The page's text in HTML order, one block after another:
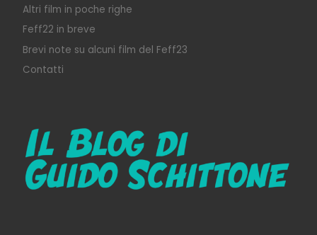
Altri film in poche righe
Feff22 in breve
Brevi note su alcuni film del Feff23
Contatti